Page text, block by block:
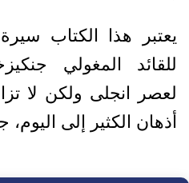
يعتبر هذا الكتاب
للقائد المغولي
لعصر انجلى ولكن لا
أذهان الكثير إلى اليوم،